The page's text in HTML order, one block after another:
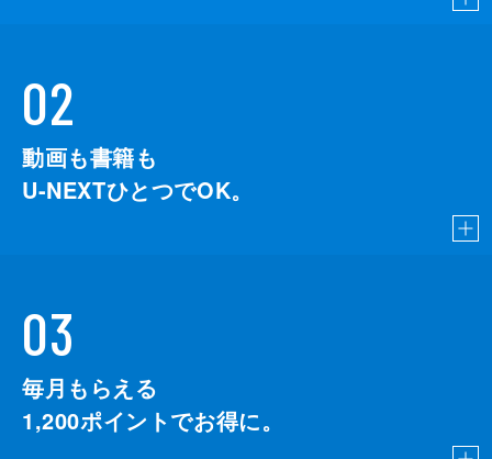
02
動画も書籍も
U-NEXTひとつでOK。
03
毎月もらえる
1,200ポイントでお得に。